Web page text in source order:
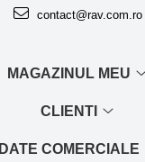
contact@rav.com.ro
MAGAZINUL MEU
CLIENTI
DATE COMERCIALE